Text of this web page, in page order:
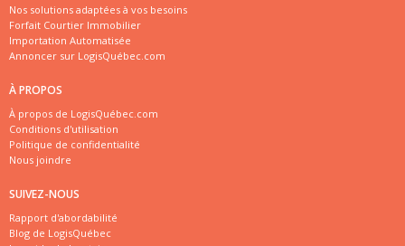
Nos solutions adaptées à vos besoins
Forfait Courtier Immobilier
Importation Automatisée
Annoncer sur LogisQuébec.com
À PROPOS
À propos de LogisQuébec.com
Conditions d'utilisation
Politique de confidentialité
Nous joindre
SUIVEZ-NOUS
Rapport d'abordabilité
Blog de LogisQuébec